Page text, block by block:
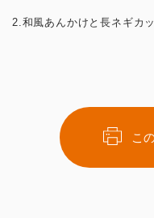
2.和風あんかけと長ネギカ
こ